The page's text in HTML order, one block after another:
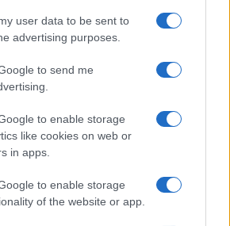
user data to be sent to
advertising purposes.
to send me
to enable storage
like cookies on web or
in apps.
to enable storage
of the website or app.
musica e solidarietà con Avis Olbia al
“Sicilia, ci sono”